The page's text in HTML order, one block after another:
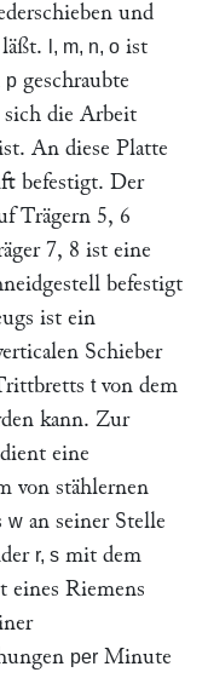
und
l, m, n, o ist
p geschraubte
sich die Arbeit
An diese Platte
befestigt. Der
Trägern 5, 6
7, 8 ist eine
befestigt
ist ein
Schieber
tvon dem
kann. Zur
eine
von stählernen
w an seiner Stelle
r, s mit dem
eines Riemens
per Minute